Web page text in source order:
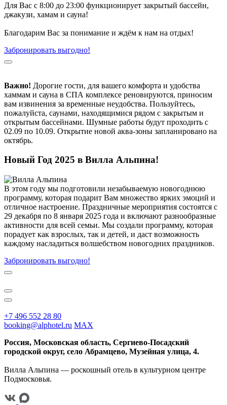
Для Вас с 8:00 до 23:00 функционирует закрытый бассейн,
джакузи, хамам и сауна!
Благодарим Вас за понимание и ждём к нам на отдых!
Забронировать выгодно!
Важно! Дорогие гости, для вашего комфорта и удобства
хаммам и сауна в СПА комплексе реновируются, приносим
вам извинения за временные неудобства. Пользуйтесь,
пожалуйста, саунами, находящимися рядом с закрытым и
открытым бассейнами. Шумные работы будут проходить с
02.09 по 10.09. Открытие новой аква-зоны запланировано на
октябрь.
Новый Год 2025 в Вилла Альпина!
В этом году мы подготовили незабываемую новогоднюю
программу, которая подарит Вам множество ярких эмоций и
отличное настроение. Праздничные мероприятия состоятся с
29 декабря по 8 января 2025 года и включают разнообразные
активности для всей семьи. Мы создали программу, которая
порадует как взрослых, так и детей, и даст возможность
каждому насладиться волшебством новогодних праздников.
Забронировать выгодно!
+7 496 552 28 80
booking@alphotel.ru MAX
Россия, Московская область, Сергиево-Посадский
городской округ, село Абрамцево, Музейная улица, 4.
Вилла Альпина — роскошный отель в культурном центре
Подмосковья.